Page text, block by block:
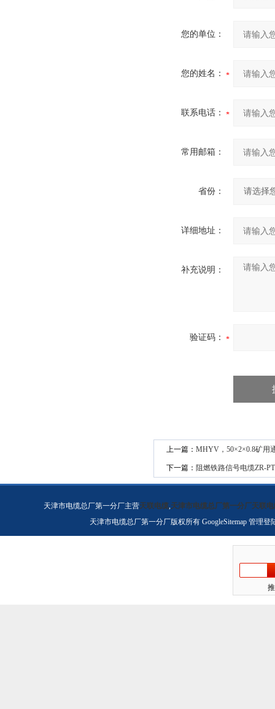
您的单位：
您的姓名：
联系电话：
常用邮箱：
省份：
详细地址：
补充说明：
验证码：
上一篇： MHYV，50×2×0.8矿用
下一篇： 阻燃铁路信号电缆ZR-
天津市电缆总厂第一分厂主营天联电缆,天津市电缆总厂第一分厂天联电
天津市电缆总厂第一分厂版权所有 GoogleSitemap 管理登